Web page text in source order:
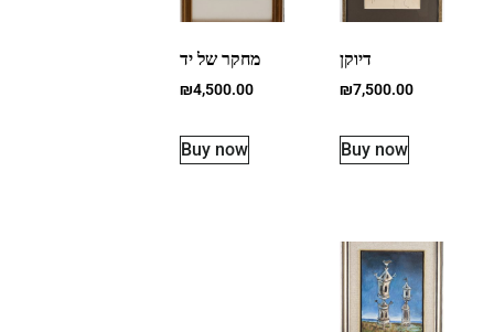
דיוקן
₪7,500.00
Buy now
מחקר של יד
₪4,500.00
Buy now